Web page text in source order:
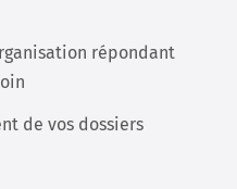
répondant
de vos dossiers